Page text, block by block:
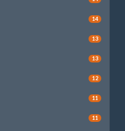
14
13
13
12
11
11